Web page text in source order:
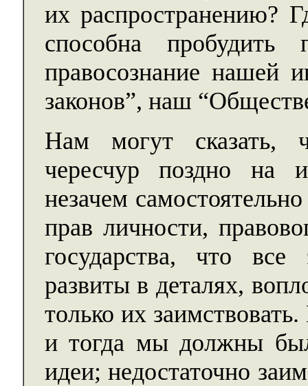
их распространению?
способна
правосознание нашей
законов”, наш
Нам могут сказать,
чересчур поздно на
незачем
прав личности,
государства, что
развиты в деталях,
только их
и тогда мы должны
идеи; недостаточно